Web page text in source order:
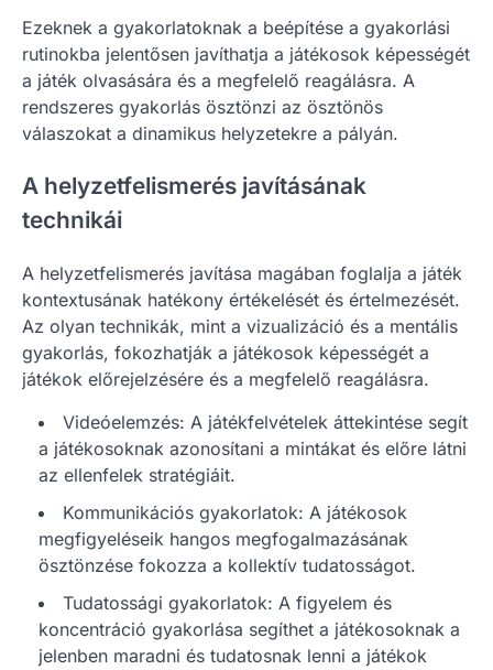
Ezeknek a gyakorlatoknak a beépítése a gyakorlási
rutinokba jelentősen javíthatja a játékosok képességét
a játék olvasására és a megfelelő reagálásra. A
rendszeres gyakorlás ösztönzi az ösztönös
válaszokat a dinamikus helyzetekre a pályán.
A helyzetfelismerés javításának
technikái
A helyzetfelismerés javítása magában foglalja a játék
kontextusának hatékony értékelését és értelmezését.
Az olyan technikák, mint a vizualizáció és a mentális
gyakorlás, fokozhatják a játékosok képességét a
játékok előrejelzésére és a megfelelő reagálásra.
Videóelemzés: A játékfelvételek áttekintése segít
a játékosoknak azonosítani a mintákat és előre látni
az ellenfelek stratégiáit.
Kommunikációs gyakorlatok: A játékosok
megfigyeléseik hangos megfogalmazásának
ösztönzése fokozza a kollektív tudatosságot.
Tudatossági gyakorlatok: A figyelem és
koncentráció gyakorlása segíthet a játékosoknak a
jelenben maradni és tudatosnak lenni a játékok